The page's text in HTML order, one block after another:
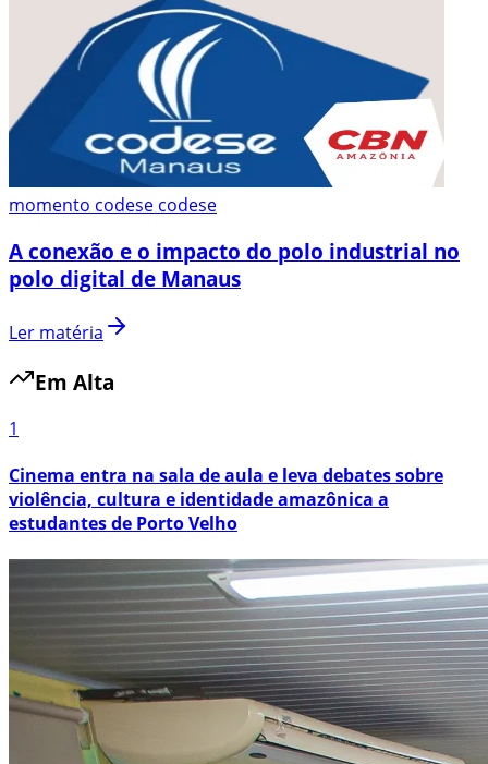
momento codese codese
A conexão e o impacto do polo industrial no
polo digital de Manaus
Ler matéria
Em Alta
1
Cinema entra na sala de aula e leva debates sobre
violência, cultura e identidade amazônica a
estudantes de Porto Velho